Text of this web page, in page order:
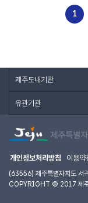
1
제주도내기관
유관기관
개인정보처리방침 이용약
(63556) 제주특별자치도
COPYRIGHT © 2017 제